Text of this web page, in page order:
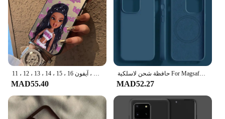
جراب وردي غير لامع مع دمى براتز للآيفون ، جراب هاتف لطيف ، غطاء خلفي غير لامع للحلوى ، آيفون 16 ، 15 ، 14 ، 13 ، 12 ، 11 Pro Max ، X ، XR ، XS Max ، 8 ، 7 زائد
MAD55.40
حافظة شحن لاسلكية For Magsafe فاخرة لهاتف For Apple iPhone 16 15 11 14 13 12 Pro Max Plus غطاء واقٍ من السيليكون السائل للصدمات
MAD52.27